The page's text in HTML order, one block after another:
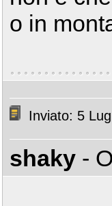
o in
Inviato: 5
shaky -